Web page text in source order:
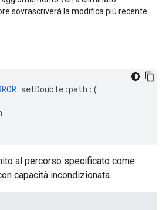
sovrascriverà la modifica più recente
setDouble:path:(
al percorso specificato come
capacità incondizionata.